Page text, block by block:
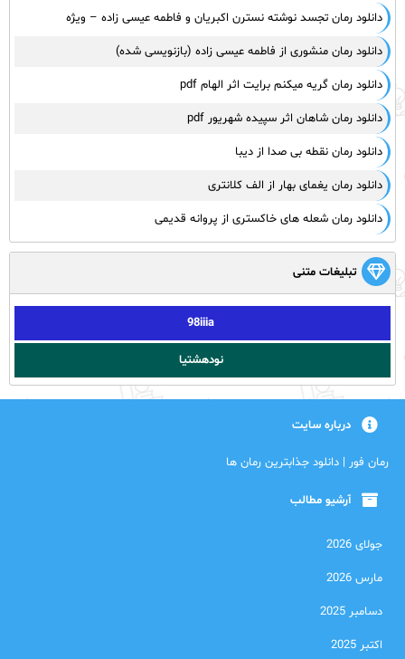
دانلود رمان تجسد نوشته نسترن اکبریان و فاطمه عیسی زاده – ویژه
دانلود رمان منشوری از فاطمه عیسی زاده (بازنویسی شده)
دانلود رمان گریه میکنم برایت اثر الهام pdf
دانلود رمان شاهان اثر سپیده شهریور pdf
دانلود رمان نقطه بی صدا از دیبا
دانلود رمان یغمای بهار از الف کلانتری
دانلود رمان شعله های خاکستری از پروانه قدیمی
تبلیغات متنی
98iiia
نودهشتیا
درباره سایت
رمان فور | دانلود جذابترین رمان ها
آرشیو مطالب
جولای 2026
مارس 2026
دسامبر 2025
اکتبر 2025